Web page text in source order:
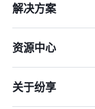
解决方案
资源中心
关于纷享